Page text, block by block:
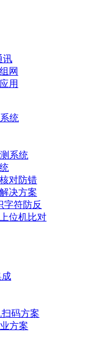
讯
网
用
统
系统
对防错
决方案
字符防反
位机比对
成
码方案
方案